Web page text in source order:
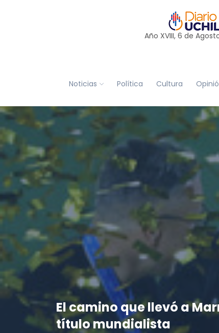
Año XVIII, 6 de
Noticias Política Cultura
El camino que llevó a
título mundialista